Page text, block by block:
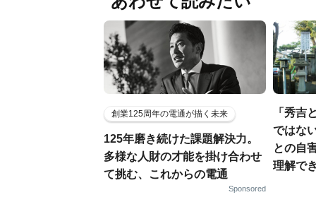
創業125周年の電通が描く未来
125年磨き続けた課題解決力。
多様な人財の才能を掛け合わせ
て挑む、これからの電通
Sponsored
「秀吉
ではな
との自
理解で